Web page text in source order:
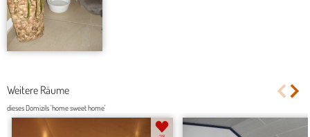
Weitere Räume
dieses Domizils 'home sweet home'